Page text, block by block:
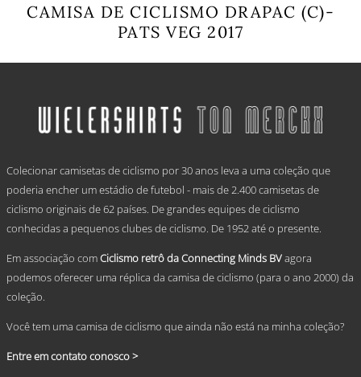
CAMISA DE CICLISMO DRAPAC (C)-
PATS VEG 2017
variants.
The
be
chosen
the
product
Colecionar camisetas de ciclismo por 30 anos leva a uma coleção que
poderia encher um estádio de futebol - mais de 2.400 camisetas de
ciclismo originais de 62 países. De grandes equipes de ciclismo
conhecidas a pequenos clubes de ciclismo. De 1952 até o presente.
Em associação comCiclismo retrô da Connecting Minds BVagora
podemos oferecer uma réplica da camisa de ciclismo (para o ano 2000) da
coleção.
Você tem uma camisa de ciclismo que ainda não está na minha coleção?
Entre em contato conosco >